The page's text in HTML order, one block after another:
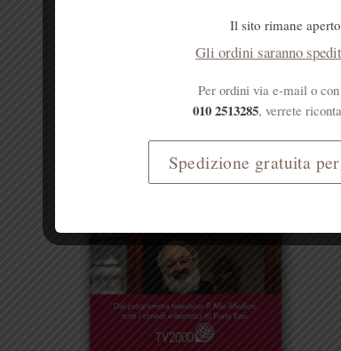
10,00
ACQUISTA
Il sito rimane
Gli ordini saranno
Per ordini via e-mail o
010 2513285, verrete
Spedizione gratuita